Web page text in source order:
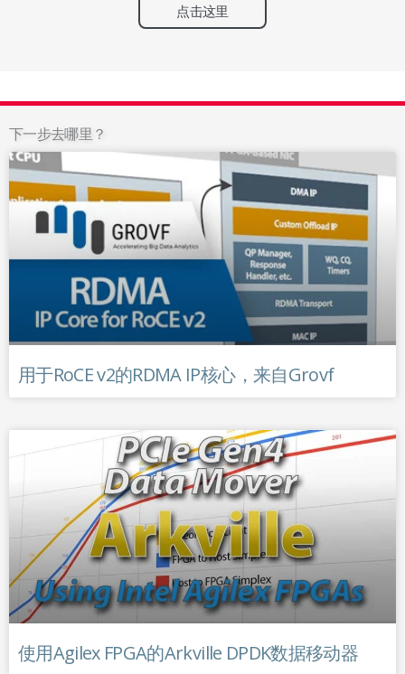
点击这里
下一步去哪里？
用于RoCE v2的RDMA IP核心，来自Grovf
使用Agilex FPGA的Arkville DPDK数据移动器